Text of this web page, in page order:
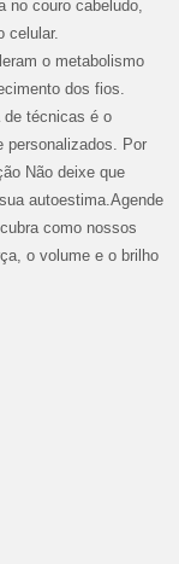
no couro cabeludo,
celular.
o metabolismo
dos fios.
de técnicas é o
personalizados. Por
Não deixe que
autoestima.Agende
como nossos
o volume e o brilho